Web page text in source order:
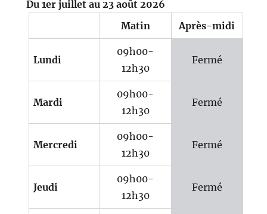
Du 1er juillet au 23 août 2026
Matin
Après-midi
Lundi
09h00-
12h30
Fermé
Mardi
09h00-
12h30
Fermé
Mercredi
09h00-
12h30
Fermé
Jeudi
09h00-
12h30
Fermé